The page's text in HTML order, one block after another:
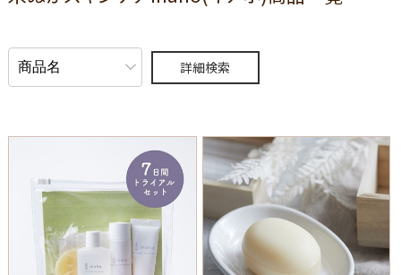
詳細検索